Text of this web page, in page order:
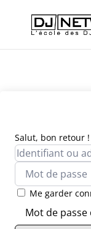
Salut, bon retour !
Me garder
Mot de passe